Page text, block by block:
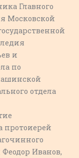
Главного
Московской
и
по
отдела
протоиерей
Иванов,